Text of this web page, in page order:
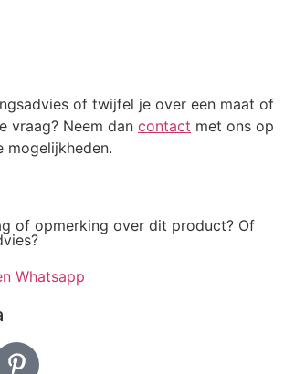
of twijfel je over een maat of
vraag? Neem dan contact met ons op
mogelijkheden.
of opmerking over dit product? Of
Whatsapp